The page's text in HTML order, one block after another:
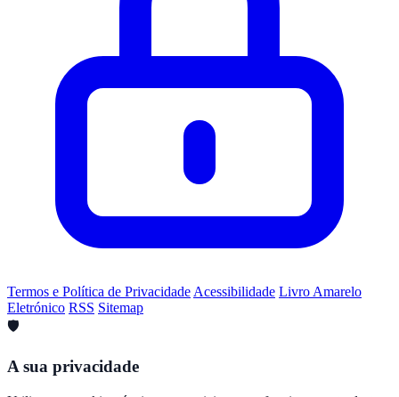
Termos e Política de PrivacidadeAcessibilidade Livro Amarelo
Eletrónico RSS Sitemap
🛡️
A sua privacidade